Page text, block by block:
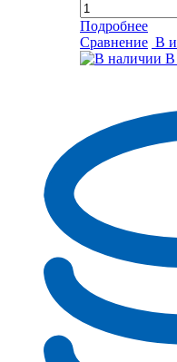
Подробнее
Сравнение В
В